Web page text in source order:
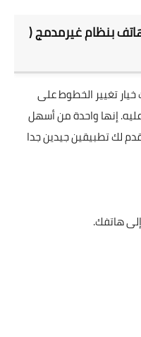
بنظام غيرمدمج (
تغيير الخطوط على
إنها واحدة من أسهل
لك تطبيقين جيدين جدا